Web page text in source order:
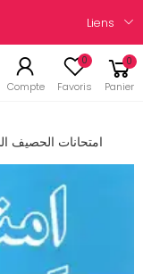
Liens
Compte
0
Favoris
0
Panier
امتحانات الحصيف